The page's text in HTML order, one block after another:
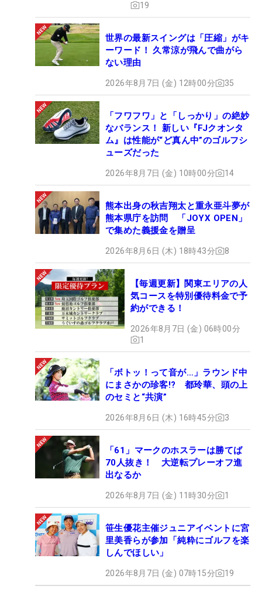
19
世界の最新スイングは「圧縮」がキ
ーワード！ 久常涼が飛んで曲がら
ない理由
2026年8月7日 (金) 12時00分 35
「フワフワ」と「しっかり」の絶妙
なバランス！ 新しい『FJクオンタ
ム』は性能が“ど真ん中”のゴルフシ
ューズだった
2026年8月7日 (金) 10時00分 14
熊本出身の秋吉翔太と重永亜斗夢が
熊本県庁を訪問 「JOYX OPEN」
で集めた義援金を贈呈
2026年8月6日 (木) 18時43分 8
【毎週更新】関東エリアの人
気コースを特別優待料金で予
約ができる！
2026年8月7日 (金) 06時00分
1
「ボトッ！って音が…」ラウンド中
にまさかの珍客!? 都玲華、頭の上
のセミと“共演”
2026年8月6日 (木) 16時45分 3
「61」マークのホスラーは勝てば
70人抜き！ 大逆転プレーオフ進
出なるか
2026年8月7日 (金) 11時30分 1
笹生優花主催ジュニアイベントに宮
里美香らが参加「純粋にゴルフを楽
しんでほしい」
2026年8月7日 (金) 07時15分 19